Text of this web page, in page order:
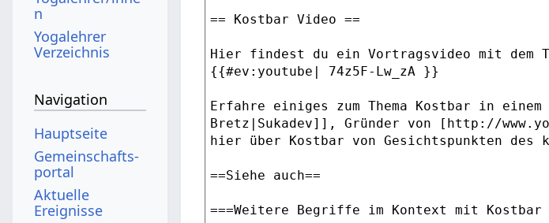
n
Yogalehrer
Verzeichnis
Navigation
Hauptseite
Gemeinschafts­
portal
Aktuelle
Ereignisse